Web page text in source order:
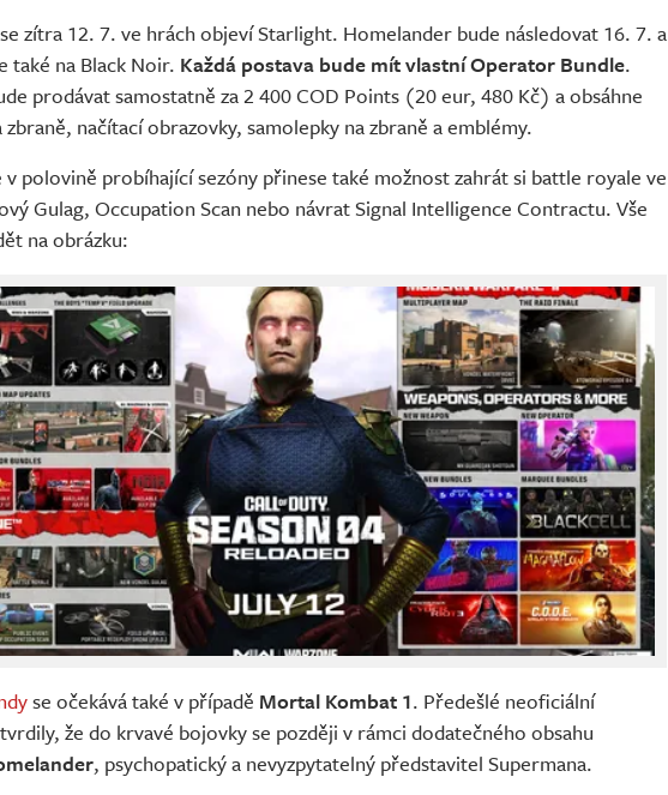
zítra 12. 7. ve hrách objeví Starlight. Homelander bude následovat 16. 7. a
také na Black Noir. Každá postava bude mít vlastní Operator Bundle.
prodávat samostatně za 2 400 COD Points (20 eur, 480 Kč) a obsáhne
zbraně, načítací obrazovky, samolepky na zbraně a emblémy.
v polovině probíhající sezóny přinese také možnost zahrát si battle royale ve
Gulag, Occupation Scan nebo návrat Signal Intelligence Contractu. Vše
na obrázku:
se očekává také v případě Mortal Kombat 1. Předešlé neoficiální
že do krvavé bojovky se později v rámci dodatečného obsahu
, psychopatický a nevyzpytatelný představitel Supermana.